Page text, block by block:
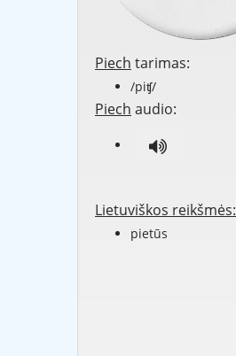
Piech tarimas:
/piʧ/
Piech audio:
Lietuviškos reikšmės:
pietūs